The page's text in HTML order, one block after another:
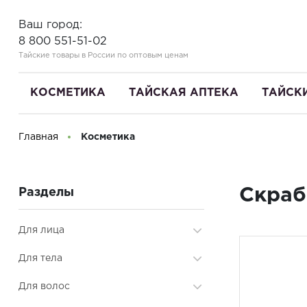
Ваш город:
8 800 551-51-02
Тайские товары в России по оптовым ценам
КОСМЕТИКА ТАЙСКАЯ АПТЕКА
Главная Косметика
Разделы
Для лица
Аксессуары и принадлежности
Для тела
Скрабы, маски
Для волос